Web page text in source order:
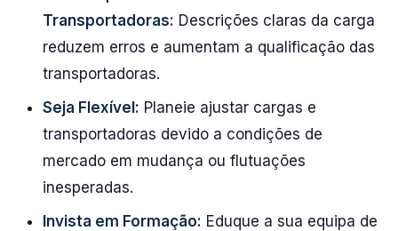
Transportadoras: Descrições claras da carga
reduzem erros e aumentam a qualificação das
transportadoras.
Seja Flexível: Planeie ajustar cargas e
transportadoras devido a condições de
mercado em mudança ou flutuações
inesperadas.
Invista em Formação: Eduque a sua equipa de